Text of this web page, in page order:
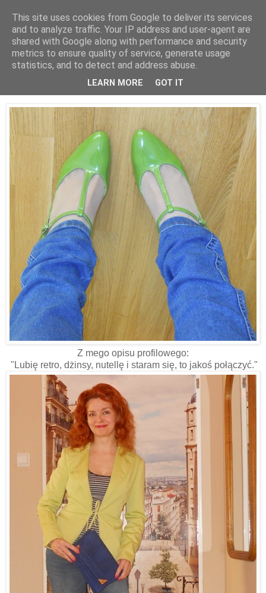
22 kwietnia 2015
Retro + dżinsy + nutella = Ja:D
Z mego opisu profilowego:
"Lubię retro, dżinsy, nutellę i staram się, to jakoś połączyć."
This site uses cookies from Google to deliver its services
and to analyze traffic. Your IP address and user-agent are
shared with Google along with performance and security
metrics to ensure quality of service, generate usage
statistics, and to detect and address abuse.
LEARN MORE GOT IT